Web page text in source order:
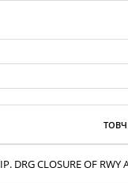
ТОВЧ
DRG CLOSURE OF RWY